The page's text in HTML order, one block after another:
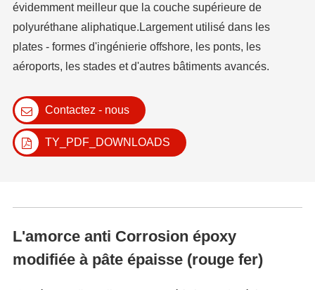
évidemment meilleur que la couche supérieure de
polyuréthane aliphatique.Largement utilisé dans les
plates - formes d'ingénierie offshore, les ponts, les
aéroports, les stades et d'autres bâtiments avancés.
Contactez - nous
TY_PDF_DOWNLOADS
L'amorce anti Corrosion époxy
modifiée à pâte épaisse (rouge fer)